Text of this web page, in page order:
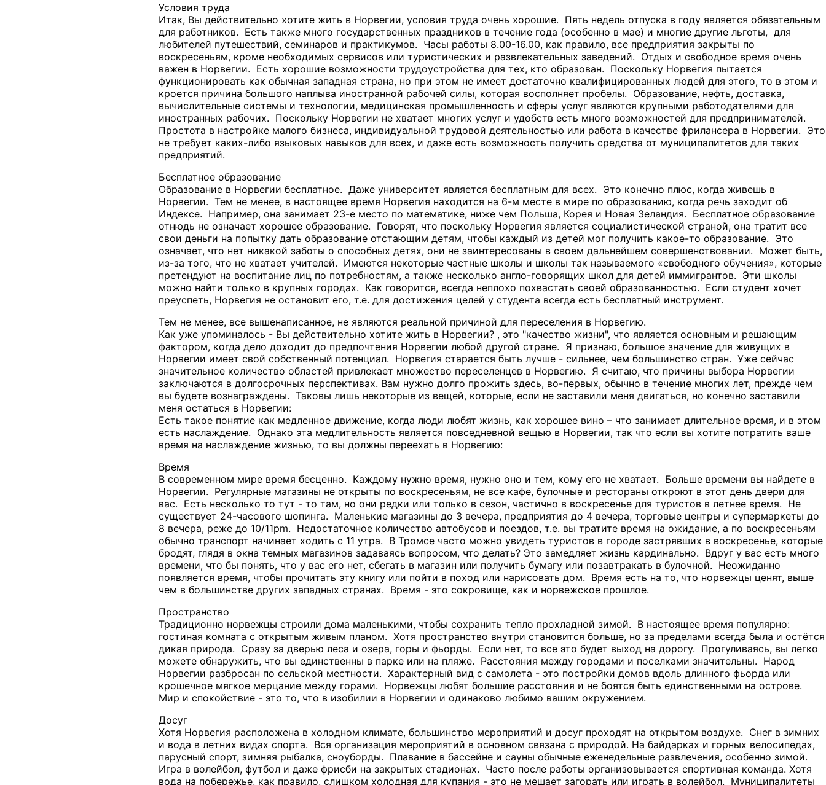
Условия труда
Итак, Вы действительно хотите жить в Норвегии, условия труда очень хорошие. Пять недель отпуска в году является обязательным
для работников. Есть также много государственных праздников в течение года (особенно в мае) и многие другие льготы, для
любителей путешествий, семинаров и практикумов. Часы работы 8.00-16.00, как правило, все предприятия закрыты по
воскресеньям, кроме необходимых сервисов или туристических и развлекательных заведений. Отдых и свободное время очень
важен в Норвегии. Есть хорошие возможности трудоустройства для тех, кто образован. Поскольку Норвегия пытается
функционировать как обычная западная страна, но при этом не имеет достаточно квалифицированных людей для этого, то в этом и
кроется причина большого наплыва иностранной рабочей силы, которая восполняет пробелы. Образование, нефть, доставка,
вычислительные системы и технологии, медицинская промышленность и сферы услуг являются крупными работодателями для
иностранных рабочих. Поскольку Норвегии не хватает многих услуг и удобств есть много возможностей для предпринимателей.
Простота в настройке малого бизнеса, индивидуальной трудовой деятельностью или работа в качестве фрилансера в Норвегии. Это
не требует каких-либо языковых навыков для всех, и даже есть возможность получить средства от муниципалитетов для таких
предприятий.
Бесплатное образование
Образование в Норвегии бесплатное. Даже университет является бесплатным для всех. Это конечно плюс, когда живешь в
Норвегии. Тем не менее, в настоящее время Норвегия находится на 6-м месте в мире по образованию, когда речь заходит об
Индексе. Например, она занимает 23-е место по математике, ниже чем Польша, Корея и Новая Зеландия. Бесплатное образование
отнюдь не означает хорошее образование. Говорят, что поскольку Норвегия является социалистической страной, она тратит все
свои деньги на попытку дать образование отстающим детям, чтобы каждый из детей мог получить какое-то образование. Это
означает, что нет никакой заботы о способных детях, они не заинтересованы в своем дальнейшем совершенствовании. Может быть,
из-за того, что не хватает учителей. Имеются некоторые частные школы и школы так называемого «свободного обучения», которые
претендуют на воспитание лиц по потребностям, а также несколько англо-говорящих школ для детей иммигрантов. Эти школы
можно найти только в крупных городах. Как говорится, всегда неплохо похвастать своей образованностью. Если студент хочет
преуспеть, Норвегия не остановит его, т.е. для достижения целей у студента всегда есть бесплатный инструмент.
Тем не менее, все вышенаписанное, не являются реальной причиной для переселения в Норвегию.
Как уже упоминалось - Вы действительно хотите жить в Норвегии? , это "качество жизни", что является основным и решающим
фактором, когда дело доходит до предпочтения Норвегии любой другой стране. Я признаю, большое значение для живущих в
Норвегии имеет свой собственный потенциал. Норвегия старается быть лучше - сильнее, чем большинство стран. Уже сейчас
значительное количество областей привлекает множество переселенцев в Норвегию. Я считаю, что причины выбора Норвегии
заключаются в долгосрочных перспективах. Вам нужно долго прожить здесь, во-первых, обычно в течение многих лет, прежде чем
вы будете вознаграждены. Таковы лишь некоторые из вещей, которые, если не заставили меня двигаться, но конечно заставили
меня остаться в Норвегии:
Есть такое понятие как медленное движение, когда люди любят жизнь, как хорошее вино – что занимает длительное время, и в этом
есть наслаждение. Однако эта медлительность является повседневной вещью в Норвегии, так что если вы хотите потратить ваше
время на наслаждение жизнью, то вы должны переехать в Норвегию:
Время
В современном мире время бесценно. Каждому нужно время, нужно оно и тем, кому его не хватает. Больше времени вы найдете в
Норвегии. Регулярные магазины не открыты по воскресеньям, не все кафе, булочные и рестораны откроют в этот день двери для
вас. Есть несколько то тут - то там, но они редки или только в сезон, частично в воскресенье для туристов в летнее время. Не
существует 24-часового шопинга. Маленькие магазины до 3 вечера, предприятия до 4 вечера, торговые центры и супермаркеты до
8 вечера, реже до 10/11pm. Недостаточное количество автобусов и поездов, т.е. вы тратите время на ожидание, а по воскресеньям
обычно транспорт начинает ходить с 11 утра. В Тромсе часто можно увидеть туристов в городе застрявших в воскресенье, которые
бродят, глядя в окна темных магазинов задаваясь вопросом, что делать? Это замедляет жизнь кардинально. Вдруг у вас есть много
времени, что бы понять, что у вас его нет, сбегать в магазин или получить бумагу или позавтракать в булочной. Неожиданно
появляется время, чтобы прочитать эту книгу или пойти в поход или нарисовать дом. Время есть на то, что норвежцы ценят, выше
чем в большинстве других западных странах. Время - это сокровище, как и норвежское прошлое.
Пространство
Традиционно норвежцы строили дома маленькими, чтобы сохранить тепло прохладной зимой. В настоящее время популярно:
гостиная комната с открытым живым планом. Хотя пространство внутри становится больше, но за пределами всегда была и остётся
дикая природа. Сразу за дверью леса и озера, горы и фьорды. Если нет, то все это будет выход на дорогу. Прогуливаясь, вы легко
можете обнаружить, что вы единственны в парке или на пляже. Расстояния между городами и поселками значительны. Народ
Норвегии разбросан по сельской местности. Характерный вид с самолета - это постройки домов вдоль длинного фьорда или
крошечное мягкое мерцание между горами. Норвежцы любят большие расстояния и не боятся быть единственными на острове.
Мир и спокойствие - это то, что в изобилии в Норвегии и одинаково любимо вашим окружением.
Досуг
Хотя Норвегия расположена в холодном климате, большинство мероприятий и досуг проходят на открытом воздухе. Снег в зимних
и вода в летних видах спорта. Вся организация мероприятий в основном связана с природой. На байдарках и горных велосипедах,
парусный спорт, зимняя рыбалка, сноуборды. Плавание в бассейне и сауны обычные еженедельные развлечения, особенно зимой.
Игра в волейбол, футбол и даже фрисби на закрытых стадионах. Часто после работы организовывается спортивная команда. Хотя
вода на побережье, как правило, слишком холодная для купания - это не мешает загорать или играть в волейбол. Муниципалитеты